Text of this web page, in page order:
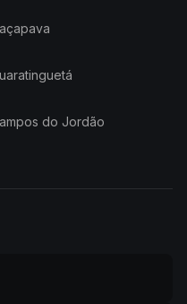
do Jordão